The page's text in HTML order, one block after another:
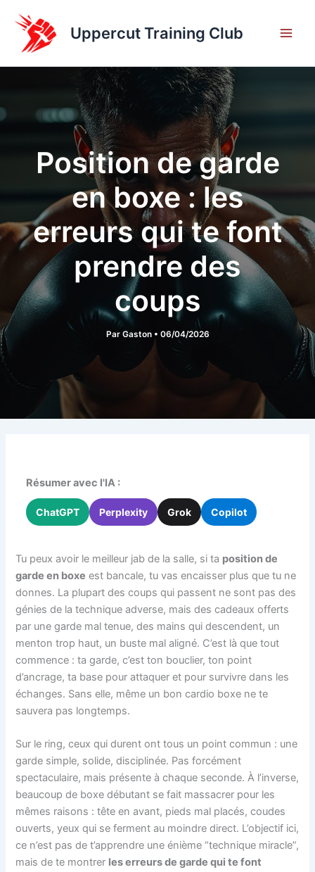
contenu
Uppercut Training Club
Position de garde
en boxe : les
erreurs qui te font
prendre des
coups
Par Gaston • 06/04/2026
Résumer avec l'IA :
ChatGPT Perplexity Grok Copilot
Tu peux avoir le meilleur jab de la salle, si ta position de
garde en boxe est bancale, tu vas encaisser plus que tu ne
donnes. La plupart des coups qui passent ne sont pas des
génies de la technique adverse, mais des cadeaux offerts
par une garde mal tenue, des mains qui descendent, un
menton trop haut, un buste mal aligné. C’est là que tout
commence : ta garde, c’est ton bouclier, ton point
d’ancrage, ta base pour attaquer et pour survivre dans les
échanges. Sans elle, même un bon cardio boxe ne te
sauvera pas longtemps.
Sur le ring, ceux qui durent ont tous un point commun : une
garde simple, solide, disciplinée. Pas forcément
spectaculaire, mais présente à chaque seconde. À l’inverse,
beaucoup de boxe débutant se fait massacrer pour les
mêmes raisons : tête en avant, pieds mal placés, coudes
ouverts, yeux qui se ferment au moindre direct. L’objectif ici,
ce n’est pas de t’apprendre une énième “technique miracle”,
mais de te montrer les erreurs de garde qui te font